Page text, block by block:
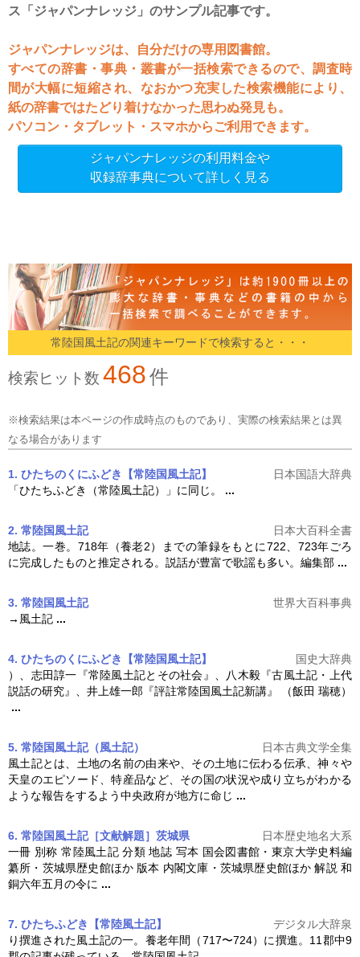
ス「ジャパンナレッジ」のサンプル記事です。
ジャパンナレッジは、自分だけの専用図書館。
すべての辞書・事典・叢書が一括検索できるので、調査時
間が大幅に短縮され、なおかつ充実した検索機能により、
紙の辞書ではたどり着けなかった思わぬ発見も。
パソコン・タブレット・スマホからご利用できます。
ジャパンナレッジの利用料金や
収録辞事典について詳しく見る
常陸国風土記の関連キーワードで検索すると・・・
検索ヒット数 468件
※検索結果は本ページの作成時点のものであり、実際の検索結果とは異
なる場合があります
1. ひたちのくにふどき【常陸国風土記】
日本国語大辞典
「ひたちふどき（常陸風土記）」に同じ。 ...
2. 常陸国風土記
日本大百科全書
地誌。一巻。718年（養老2）までの筆録をもとに722、723年ごろ
に完成したものと推定される。説話が豊富で歌謡も多い。編集部 ...
3. 常陸国風土記
世界大百科事典
→風土記 ...
4. ひたちのくにふどき【常陸国風土記】
国史大辞典
）、志田諄一『常陸風土記とその社会』、八木毅『古風土記・上代
説話の研究』、井上雄一郎『評註常陸国風土記新講』 （飯田 瑞穂）
...
5. 常陸国風土記（風土記）
日本古典文学全集
風土記とは、土地の名前の由来や、その土地に伝わる伝承、神々や
天皇のエピソード、特産品など、その国の状況や成り立ちがわかる
ような報告をするよう中央政府が地方に命じ ...
6. 常陸国風土記［文献解題］茨城県
日本歴史地名大系
一冊 別称 常陸風土記 分類 地誌 写本 国会図書館・東京大学史料編
纂所・茨城県歴史館ほか 版本 内閣文庫・茨城県歴史館ほか 解説 和
銅六年五月の令に ...
7. ひたちふどき【常陸風土記】
デジタル大辞泉
り撰進された風土記の一。養老年間（717〜724）に撰進。11郡中9